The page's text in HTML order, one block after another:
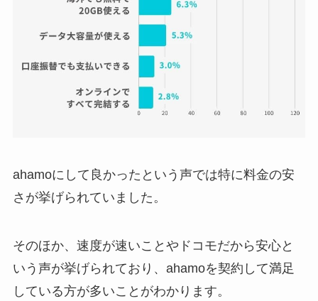
ahamoにして良かったという声では特に料金の安
さが挙げられていました。
そのほか、速度が速いことやドコモだから安心と
いう声が挙げられており、ahamoを契約して満足
している方が多いことがわかります。